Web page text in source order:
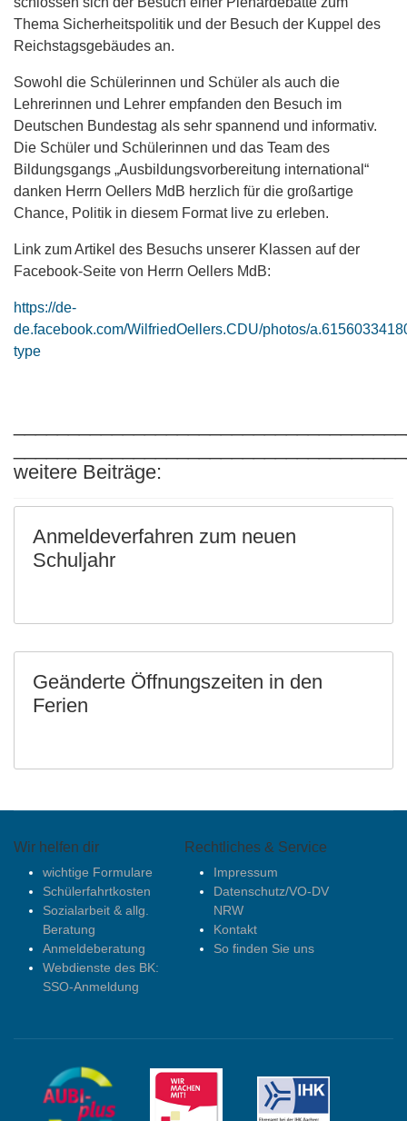
Thema Sicherheitspolitik und der Besuch der Kuppel des
Reichstagsgebäudes an.
Sowohl die Schülerinnen und Schüler als auch die
Lehrerinnen und Lehrer empfanden den Besuch im
Deutschen Bundestag als sehr spannend und informativ.
Die Schüler und Schülerinnen und das Team des
Bildungsgangs „Ausbildungsvorbereitung international“
danken Herrn Oellers MdB herzlich für die großartige
Chance, Politik in diesem Format live zu erleben.
Link zum Artikel des Besuchs unserer Klassen auf der
Facebook-Seite von Herrn Oellers MdB:
https://de-
de.facebook.com/WilfriedOellers.CDU/photos/
type
weitere Beiträge:
Anmeldeverfahren zum neuen
Schuljahr
Geänderte Öffnungszeiten in den
Ferien
Wir helfen dir
wichtige Formulare
Schülerfahrtkosten
Sozialarbeit & allg.
Beratung
Anmeldeberatung
Webdienste des BK:
SSO-Anmeldung
Rechtliches & Service
Impressum
Datenschutz/VO-DV
NRW
Kontakt
So finden Sie uns